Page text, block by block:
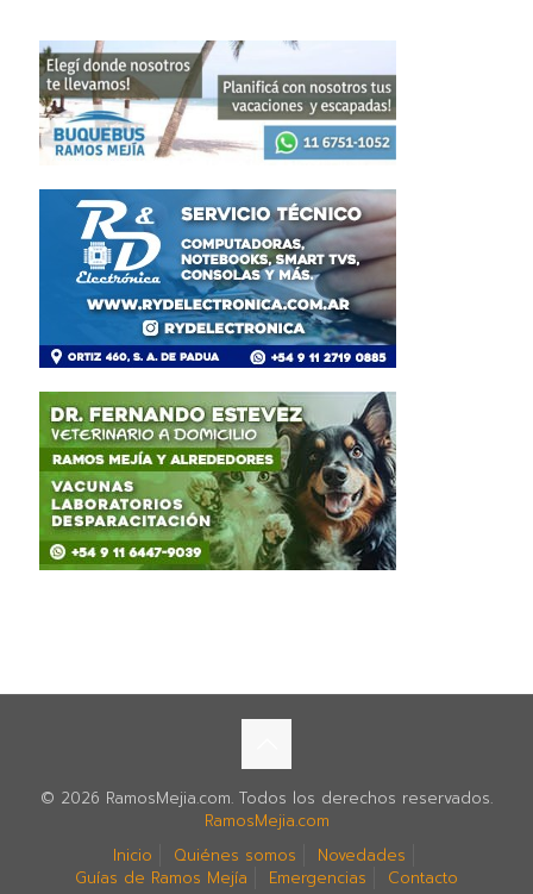
© 2026 RamosMejia.com. Todos los derechos reservados.
RamosMejia.com
Inicio
Quiénes somos
Novedades
Guías de Ramos Mejía
Emergencias Contacto